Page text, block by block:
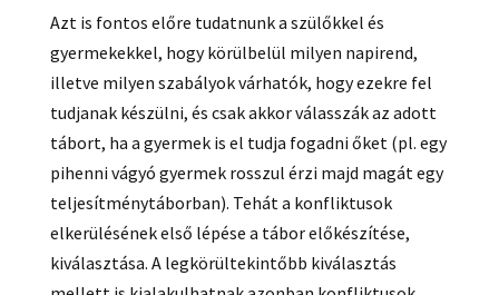
Azt is fontos előre tudatnunk a szülőkkel és
gyermekekkel, hogy körülbelül milyen napirend,
illetve milyen szabályok várhatók, hogy ezekre fel
tudjanak készülni, és csak akkor válasszák az adott
tábort, ha a gyermek is el tudja fogadni őket (pl. egy
pihenni vágyó gyermek rosszul érzi majd magát egy
teljesítménytáborban). Tehát a konfliktusok
elkerülésének első lépése a tábor előkészítése,
kiválasztása. A legkörültekintőbb kiválasztás